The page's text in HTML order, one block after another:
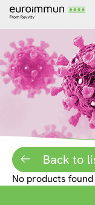
Back to
No products found